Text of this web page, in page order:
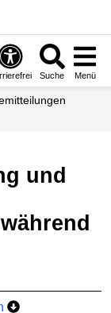
Suche Menü